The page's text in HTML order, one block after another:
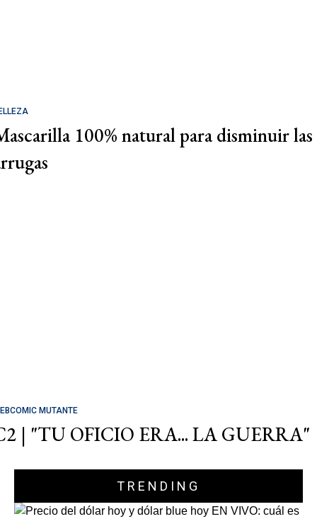
100% natural para disminuir las
MUTANTE
| "TU OFICIO ERA... LA GUERRA"
TRENDING